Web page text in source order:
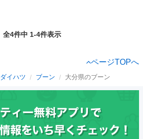
全4件中 1-4件表示
ページTOPへ
ダイハツ ブーン 大分県のブーン